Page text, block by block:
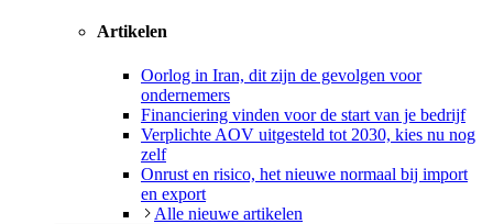
Artikelen
Oorlog in Iran, dit zijn de gevolgen voor
ondernemers
Financiering vinden voor de start van je bedrijf
Verplichte AOV uitgesteld tot 2030, kies nu nog
zelf
Onrust en risico, het nieuwe normaal bij import
en export
Alle nieuwe artikelen